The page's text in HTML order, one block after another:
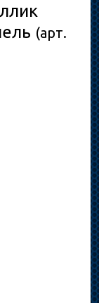
(арт.